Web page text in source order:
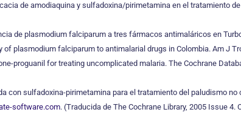
de amodiaquina y sulfadoxina/pirimetamina en el
de plasmodium falciparum a tres fármacos antimaláricos en
of plasmodium falciparum to antimalarial drugs in Colombia. Am J
proguanil for treating uncomplicated malaria. The Cochrane
con sulfadoxina-pirimetamina para el tratamiento del paludismo
software.com. (Traducida de The Cochrane Library, 2005 Issue 4.